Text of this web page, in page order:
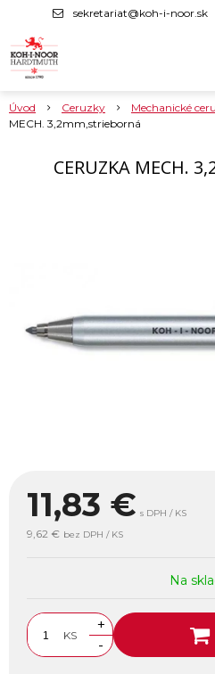
sekretariat@koh-i-noor.sk
Úvod Ceruzky Mechanické
MECH. 3,2mm,strieborná
CERUZKA MECH.
11,83 € s DPH / KS
9,62 € bez DPH / KS
Na
KS
+
-